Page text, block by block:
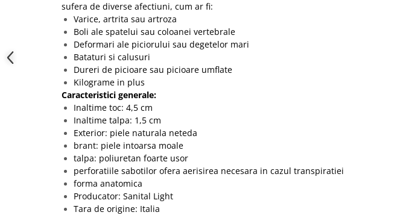
sufera de diverse afectiuni, cum ar fi:
Varice, artrita sau artroza
Boli ale spatelui sau coloanei vertebrale
Deformari ale piciorului sau degetelor mari
Bataturi si calusuri
Dureri de picioare sau picioare umflate
Kilograme in plus
Caracteristici generale:
Inaltime toc: 4,5 cm
Inaltime talpa: 1,5 cm
Exterior: piele naturala neteda
brant: piele intoarsa moale
talpa: poliuretan foarte usor
perforatiile sabotilor ofera aerisirea necesara in cazul transpiratiei
forma anatomica
Producator: Sanital Light
Tara de origine: Italia